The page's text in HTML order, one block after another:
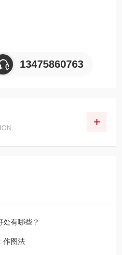
13475860763
处有哪些？
作图法